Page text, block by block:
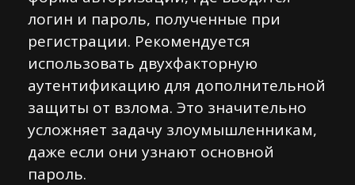
логин и пароль, полученные при
регистрации. Рекомендуется
использовать двухфакторную
аутентификацию для дополнительной
защиты от взлома. Это значительно
усложняет задачу злоумышленникам,
даже если они узнают основной
пароль.